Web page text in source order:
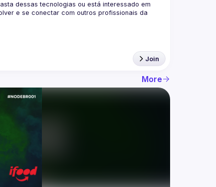
dessas tecnologias ou está interessado em
e se conectar com outros profissionais da
Join
More